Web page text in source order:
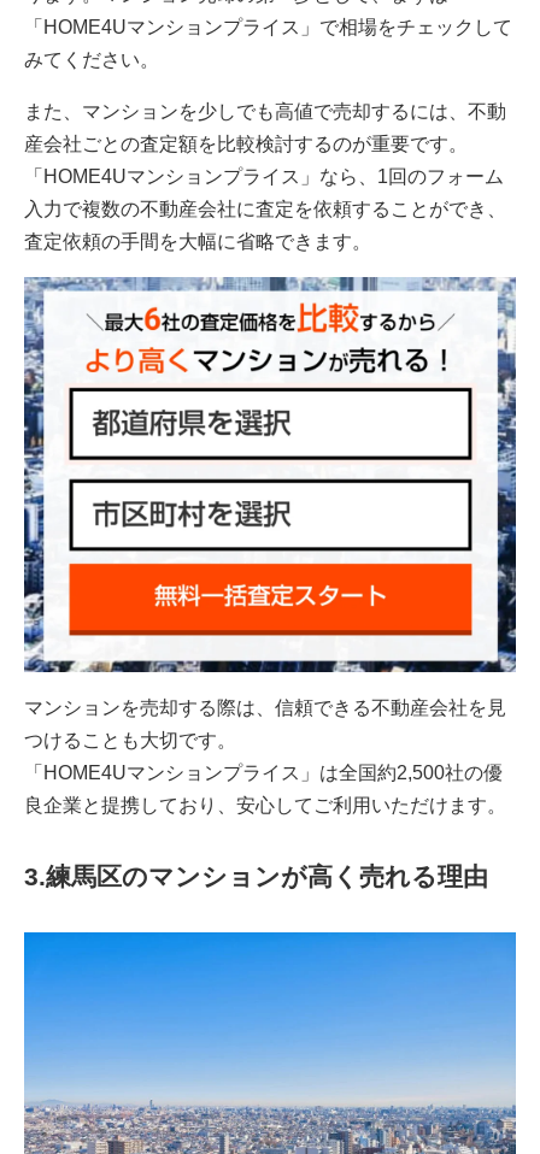
「HOME4Uマンションプライス」で相場をチェックして
みてください。
また、マンションを少しでも高値で売却するには、不動
産会社ごとの査定額を比較検討するのが重要です。
「HOME4Uマンションプライス」なら、1回のフォーム
入力で複数の不動産会社に査定を依頼することができ、
査定依頼の手間を大幅に省略できます。
マンションを売却する際は、信頼できる不動産会社を見
つけることも大切です。
「HOME4Uマンションプライス」は全国約2,500社の優
良企業と提携しており、安心してご利用いただけます。
3.練馬区のマンションが高く売れる理由